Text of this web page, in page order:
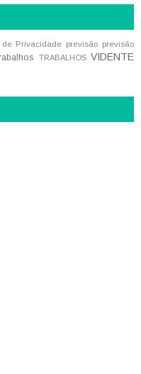
de Privacidade previsão previsão
TRABALHOS VIDENTE